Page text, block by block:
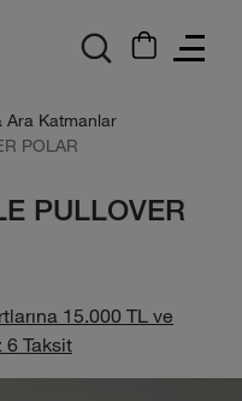
Ara Katmanlar
POLAR
PULLOVER
15.000 TL ve
6 Taksit